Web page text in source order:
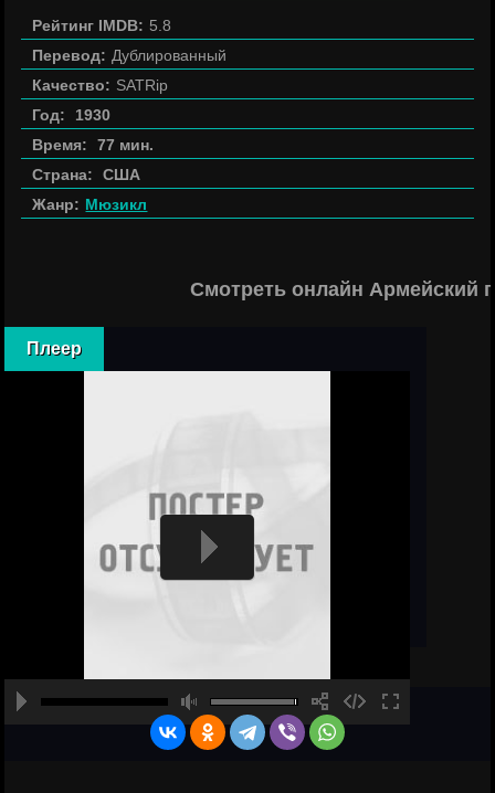
Рейтинг IMDB: 5.8
Перевод: Дублированный
Качество: SATRip
Год:
1930
Время:
77 мин.
Страна:
США
Жанр: Мюзикл
Смотреть онлайн Армейский
Плеер